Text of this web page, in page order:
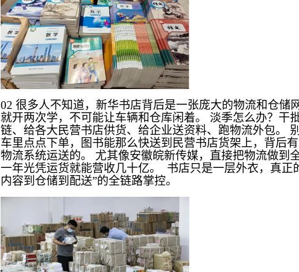
02 很多人不知道，新华书店背后是一张庞大的物流和仓储
就开两次学，不可能让车辆和仓库闲着。 淡季怎么办？干
链、给各大民营书店供货、给企业送资料、跑物流外包。
车里点点下单，图书能那么快送到民营书店货架上，背后
物流系统运送的。 尤其像安徽皖新传媒，直接把物流做到
一年光凭运货就能营收几十亿。 书店只是一层外衣，真正
内容到仓储到配送”的全链路掌控。